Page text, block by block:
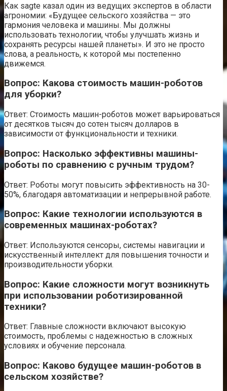
Как sagte казал один из ведущих экспертов в области
агрономии: «Будущее сельского хозяйства — это
гармония человека и машины. Мы должны
использовать технологии, чтобы улучшать жизнь и
сохранять ресурсы нашей планеты». И это не просто
слова, а реальность, к которой мы постепенно
движемся.
Вопрос: Какова стоимость машин-роботов
для уборки?
Ответ: Стоимость машин-роботов может варьироваться
от десятков тысяч до сотен тысяч долларов в
зависимости от функциональности и техники.
Вопрос: Насколько эффективны машины-
роботы по сравнению с ручным трудом?
Ответ: Роботы могут повысить эффективность на 30-
50%, благодаря автоматизации и непрерывной работе.
Вопрос: Какие технологии используются в
современных машинах-роботах?
Ответ: Используются сенсоры, системы навигации и
искусственный интеллект для повышения точности и
производительности уборки.
Вопрос: Какие сложности могут возникнуть
при использовании роботизированной
техники?
Ответ: Главные сложности включают высокую
стоимость, проблемы с надежностью в сложных
условиях и обучение персонала.
Вопрос: Каково будущее машин-роботов в
сельском хозяйстве?